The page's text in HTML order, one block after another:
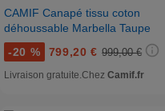
CAMIF Canapé tissu coton
déhoussable Marbella Taupe
-20 % 799,20 € 999,00 €
Livraison gratuite.Chez Camif.fr